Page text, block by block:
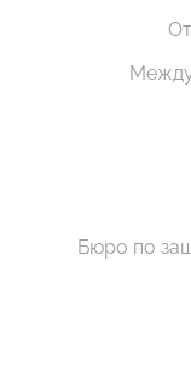
Бюро по